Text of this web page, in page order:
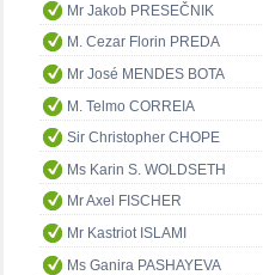
Mr Jakob PRESEČNIK
M. Cezar Florin PREDA
Mr José MENDES BOTA
M. Telmo CORREIA
Sir Christopher CHOPE
Ms Karin S. WOLDSETH
Mr Axel FISCHER
Mr Kastriot ISLAMI
Ms Ganira PASHAYEVA